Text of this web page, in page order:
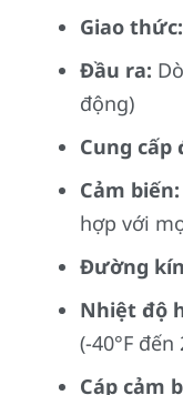
Giao thức:
Đầu ra:
động)
Cung cấp
Cảm biến:
hợp với
Đường
Nhiệt độ
(-40°F đến
Cáp cảm